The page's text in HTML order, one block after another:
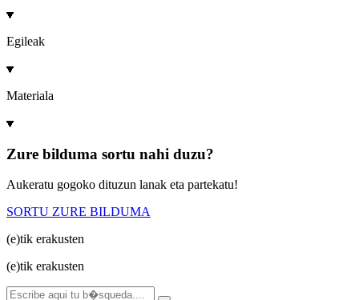
Egileak
Materiala
Zure bilduma sortu nahi duzu?
Aukeratu gogoko dituzun lanak eta partekatu!
SORTU ZURE BILDUMA
(e)tik erakusten
(e)tik erakusten